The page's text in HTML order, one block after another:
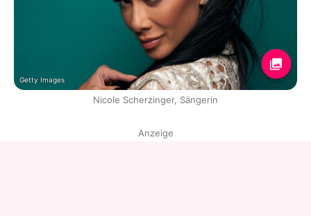
Getty Images
Nicole Scherzinger, Sängerin
Anzeige